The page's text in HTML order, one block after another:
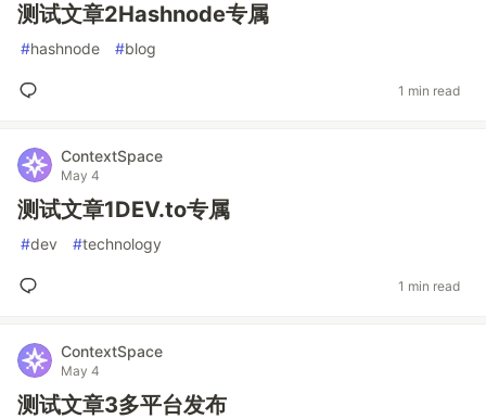
测试文章2Hashnode专属
#hashnode #blog
1 min read
ContextSpace
May 4
测试文章1DEV.to专属
#dev #technology
1 min read
ContextSpace
May 4
测试文章3多平台发布